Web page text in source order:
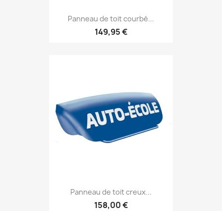
Panneau de toit courbé...
149,95 €
Panneau de toit creux...
158,00 €